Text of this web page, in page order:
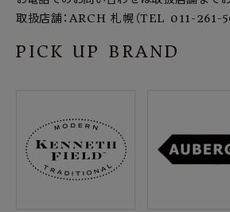
取扱店舗：ARCH 札幌（TEL 011-261-
PICK UP BRAND